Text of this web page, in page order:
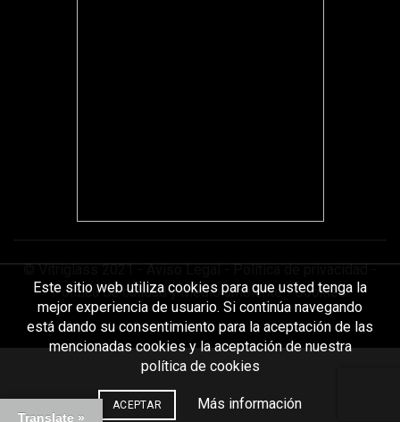
© Vitriglass 2021 -Aviso Legal-Política de privacidad-
Política de calidad y medio ambiente-Cookies.
Translate »
Este sitio web utiliza cookies para que usted tenga la
mejor experiencia de usuario. Si continúa navegando
está dando su consentimiento para la aceptación de las
mencionadas cookies y la aceptación de nuestra
política de cookies
ACEPTAR Más información